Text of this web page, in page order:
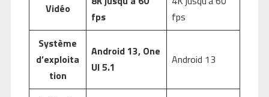
Vidéo
fps
fps
Système
d’exploita
tion
Android 13, One
UI 5.1
Android 13